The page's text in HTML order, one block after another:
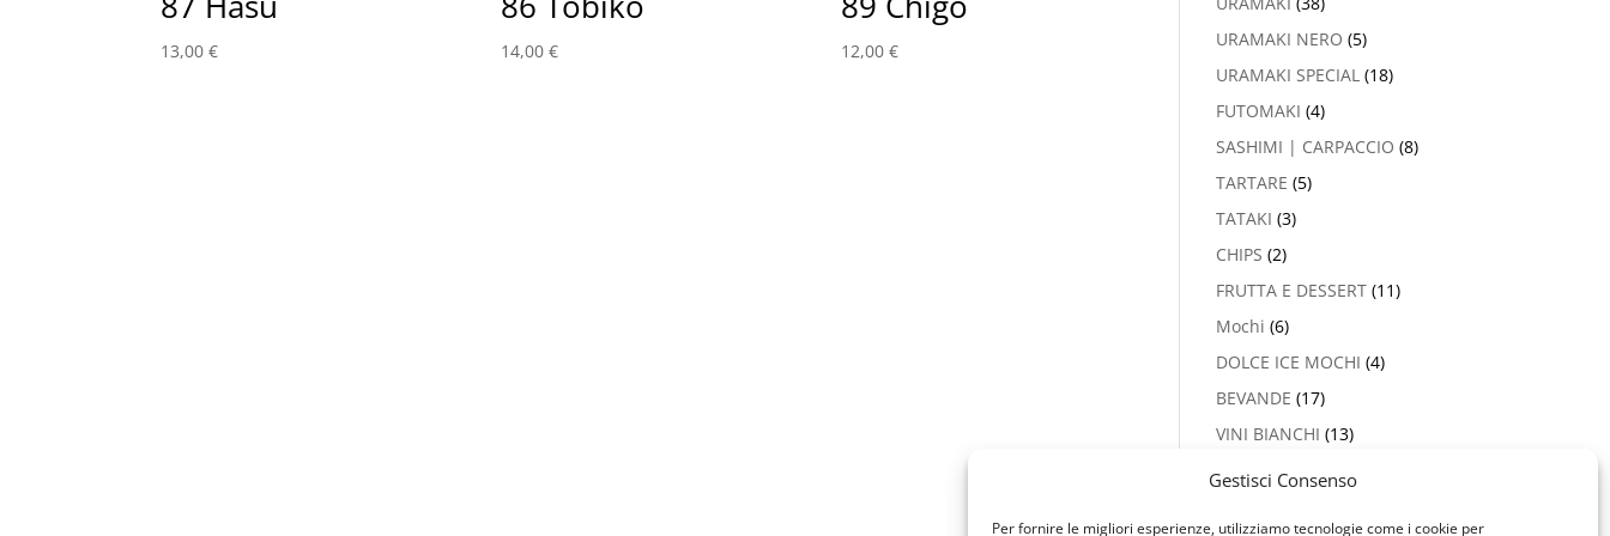
Gestisci Consenso
Per fornire le migliori esperienze, utilizziamo tecnologie come i cookie per
13,00€ 14,00 € 12,00 €
URAMAKI NERO (5)
URAMAKI SPECIAL (18)
FUTOMAKI (4)
SASHIMI | CARPACCIO (8)
TARTARE (5)
TATAKI (3)
CHIPS (2)
FRUTTA E DESSERT (11)
Mochi (6)
DOLCE ICE MOCHI (4)
BEVANDE (17)
VINI BIANCHI (13)
PROSECCO & CHAMPAGNE